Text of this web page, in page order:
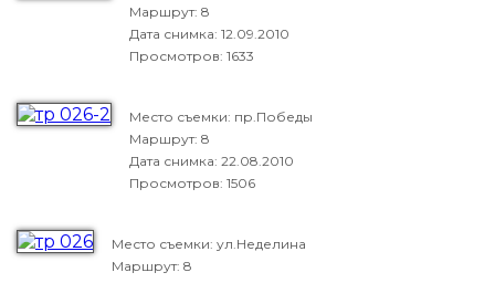
Маршрут: 8
Дата снимка: 12.09.2010
Просмотров: 1633
Место съемки: пр.Победы
Маршрут: 8
Дата снимка: 22.08.2010
Просмотров: 1506
Место съемки: ул.Неделина
Маршрут: 8